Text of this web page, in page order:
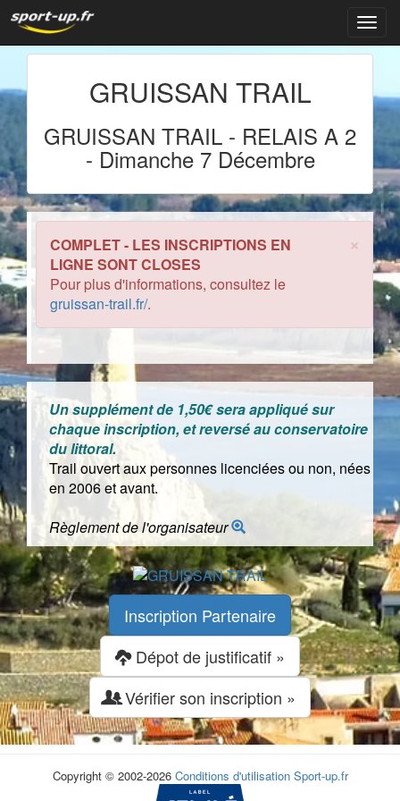
GRUISSAN TRAIL
GRUISSAN TRAIL - RELAIS A 2
- Dimanche 7 Décembre
×
COMPLET - LES INSCRIPTIONS EN
LIGNE SONT CLOSES
Pour plus d'informations, consultez le
gruissan-trail.fr/.
Un supplément de 1,50€ sera appliqué sur
chaque inscription, et reversé au conservatoire
du littoral.
Trail ouvert aux personnes licenciées ou non, nées
en 2006 et avant.
Règlement de l'organisateur
Inscription Partenaire
Dépot de justificatif »
Vérifier son inscription »
Copyright © 2002-2026 Conditions d'utilisation Sport-up.fr